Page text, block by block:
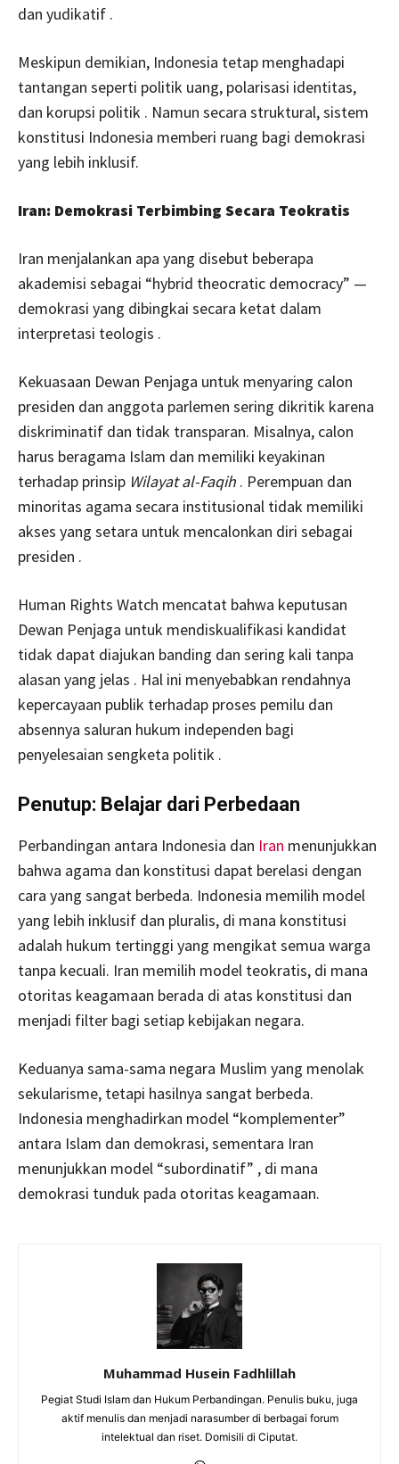
dan yudikatif .
Meskipun demikian, Indonesia tetap menghadapi
tantangan seperti politik uang, polarisasi identitas,
dan korupsi politik . Namun secara struktural, sistem
konstitusi Indonesia memberi ruang bagi demokrasi
yang lebih inklusif.
Iran: Demokrasi Terbimbing Secara Teokratis
Iran menjalankan apa yang disebut beberapa
akademisi sebagai “hybrid theocratic democracy” —
demokrasi yang dibingkai secara ketat dalam
interpretasi teologis .
Kekuasaan Dewan Penjaga untuk menyaring calon
presiden dan anggota parlemen sering dikritik karena
diskriminatif dan tidak transparan. Misalnya, calon
harus beragama Islam dan memiliki keyakinan
terhadap prinsip Wilayat al-Faqih . Perempuan dan
minoritas agama secara institusional tidak memiliki
akses yang setara untuk mencalonkan diri sebagai
presiden .
Human Rights Watch mencatat bahwa keputusan
Dewan Penjaga untuk mendiskualifikasi kandidat
tidak dapat diajukan banding dan sering kali tanpa
alasan yang jelas . Hal ini menyebabkan rendahnya
kepercayaan publik terhadap proses pemilu dan
absennya saluran hukum independen bagi
penyelesaian sengketa politik .
Penutup: Belajar dari Perbedaan
Perbandingan antara Indonesia dan Iran menunjukkan
bahwa agama dan konstitusi dapat berelasi dengan
cara yang sangat berbeda. Indonesia memilih model
yang lebih inklusif dan pluralis, di mana konstitusi
adalah hukum tertinggi yang mengikat semua warga
tanpa kecuali. Iran memilih model teokratis, di mana
otoritas keagamaan berada di atas konstitusi dan
menjadi filter bagi setiap kebijakan negara.
Keduanya sama-sama negara Muslim yang menolak
sekularisme, tetapi hasilnya sangat berbeda.
Indonesia menghadirkan model “komplementer”
antara Islam dan demokrasi, sementara Iran
menunjukkan model “subordinatif” , di mana
demokrasi tunduk pada otoritas keagamaan.
Muhammad Husein Fadhlillah
Pegiat Studi Islam dan Hukum Perbandingan. Penulis buku, juga
aktif menulis dan menjadi narasumber di berbagai forum
intelektual dan riset. Domisili di Ciputat.